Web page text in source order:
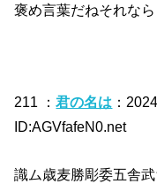
褒め言葉だねそれなら
211 ：君の名は ：
ID:AGVfafeN0.net
識ム歳麦勝彫委五舎